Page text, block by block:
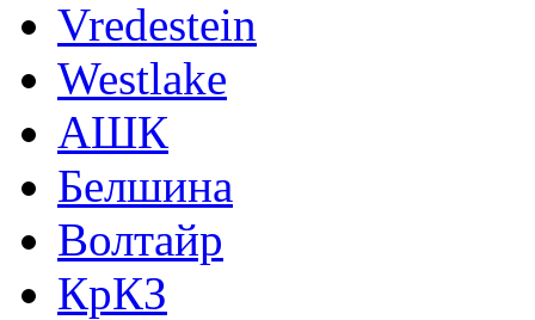
Vredestein
Westlake
АШК
Белшина
Волтайр
КрКЗ